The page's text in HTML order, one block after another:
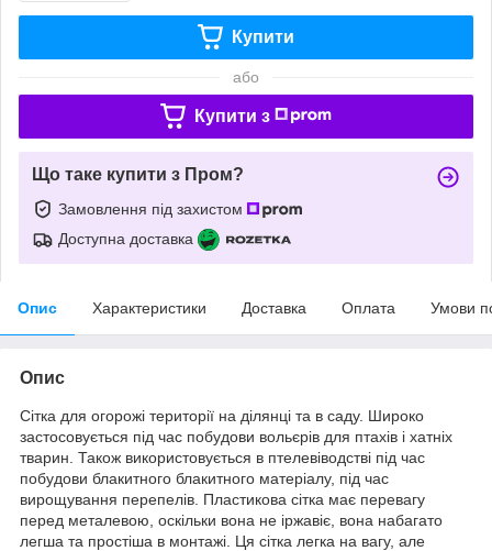
Купити
або
Купити з
Що таке купити з Пром?
Замовлення під захистом
Доступна доставка
Опис Характеристики Доставка Оплата Умови
Опис
Сітка для огорожі території на ділянці та в саду. Широко
застосовується під час побудови вольєрів для птахів і хатніх
тварин. Також використовується в птелевіводстві під час
побудови блакитного блакитного матеріалу, під час
вирощування перепелів. Пластикова сітка має перевагу
перед металевою, оскільки вона не іржавіє, вона набагато
легша та простіша в монтажі. Ця сітка легка на вагу, але